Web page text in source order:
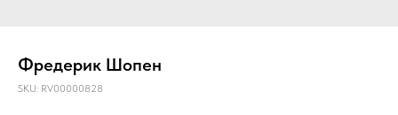
Фредерик Шопен
SKU: RV00000828